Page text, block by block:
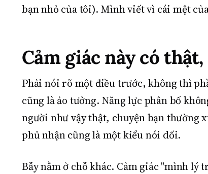
bạn nhỏ của tôi). Mình viết vì cái mệt
Cảm giác này có
Phải nói rõ một điều trước, không thì
cũng là ảo tưởng. Năng lực phân bố
người như vậy thật, chuyện bạn thường
phủ nhận cũng là một kiểu nói dối.
Bẫy nằm ở chỗ khác. Cảm giác "mình